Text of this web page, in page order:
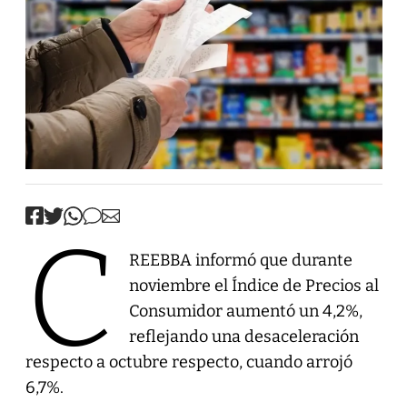
C
REEBBA informó que durante
noviembre el Índice de Precios al
Consumidor aumentó un 4,2%,
reflejando una desaceleración
respecto a octubre respecto, cuando arrojó
6,7%.